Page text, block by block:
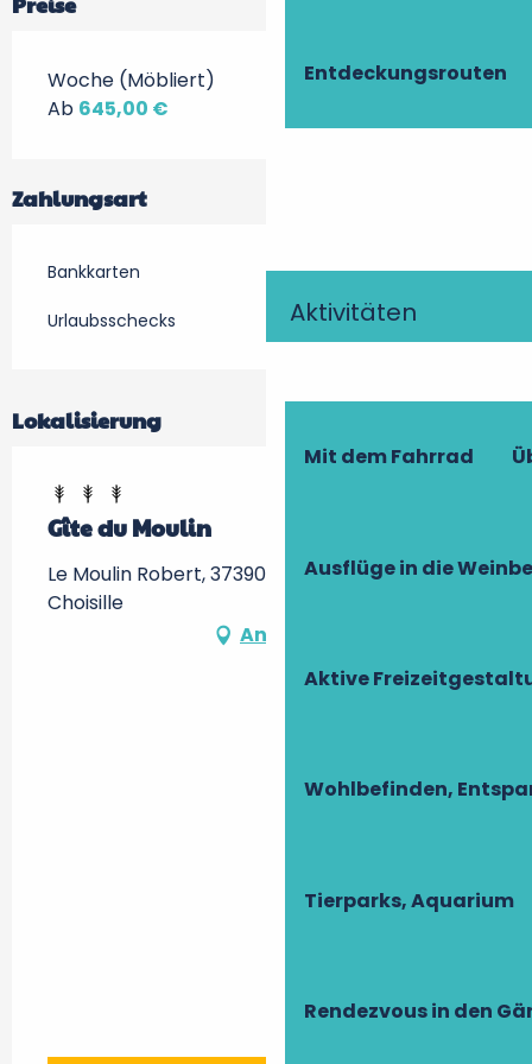
Entdeckungsrouten
Aktivitäten
Mit dem Fahrrad
Ausflüge in die
Aktive
Wohlbefinden,
Tierparks, Aquarium
Rendezvous in den
Woche (Möbliert)
Ab 645,00 €
Zahlungsart
Bankkarten
Urlaubsschecks
Lokalisierung
Gîte du Moulin
Le Moulin Robert, 37390 La Membrolle-sur-
Choisille
Anfahrt